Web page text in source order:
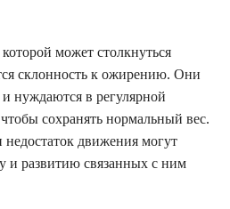
может столкнуться
склонность к ожирению. Они
нуждаются в регулярной
сохранять нормальный вес.
движения могут
и развитию связанных с ним